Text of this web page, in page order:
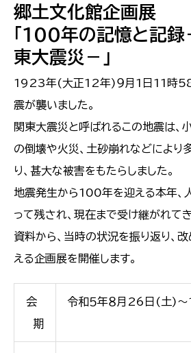
郷土文化館企画展
「100年の記憶と記録
東大震災－」
1923年(大正12年)９月1日11時58
震が襲いました。
関東大震災と呼ばれるこの地震は、
の倒壊や火災、土砂崩れなどにより
り、甚大な被害をもたらしました。
地震発生から100年を迎える本年、
って残され、現在まで受け継がれて
資料から、当時の状況を振り返り、
える企画展を開催します。
会
期
令和５年８月26日(土)